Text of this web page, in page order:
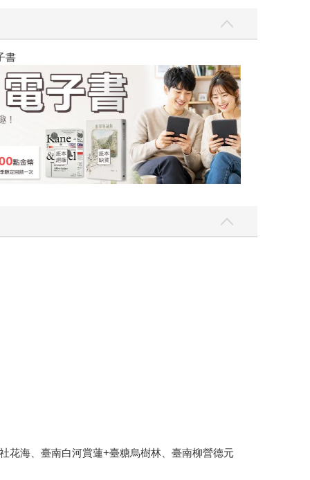
點〉第二波
花海、臺南白河賞蓮+臺糖烏樹林、臺南柳營德元